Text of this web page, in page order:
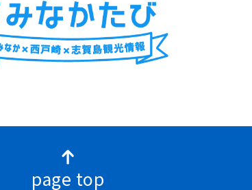
page top